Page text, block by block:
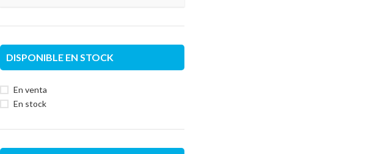
DISPONIBLE EN STOCK
En venta
En stock